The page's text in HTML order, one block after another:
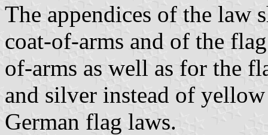
The appendices of the law
coat-of-arms and of the
of-arms as well as for the
and silver instead of
German flag laws.